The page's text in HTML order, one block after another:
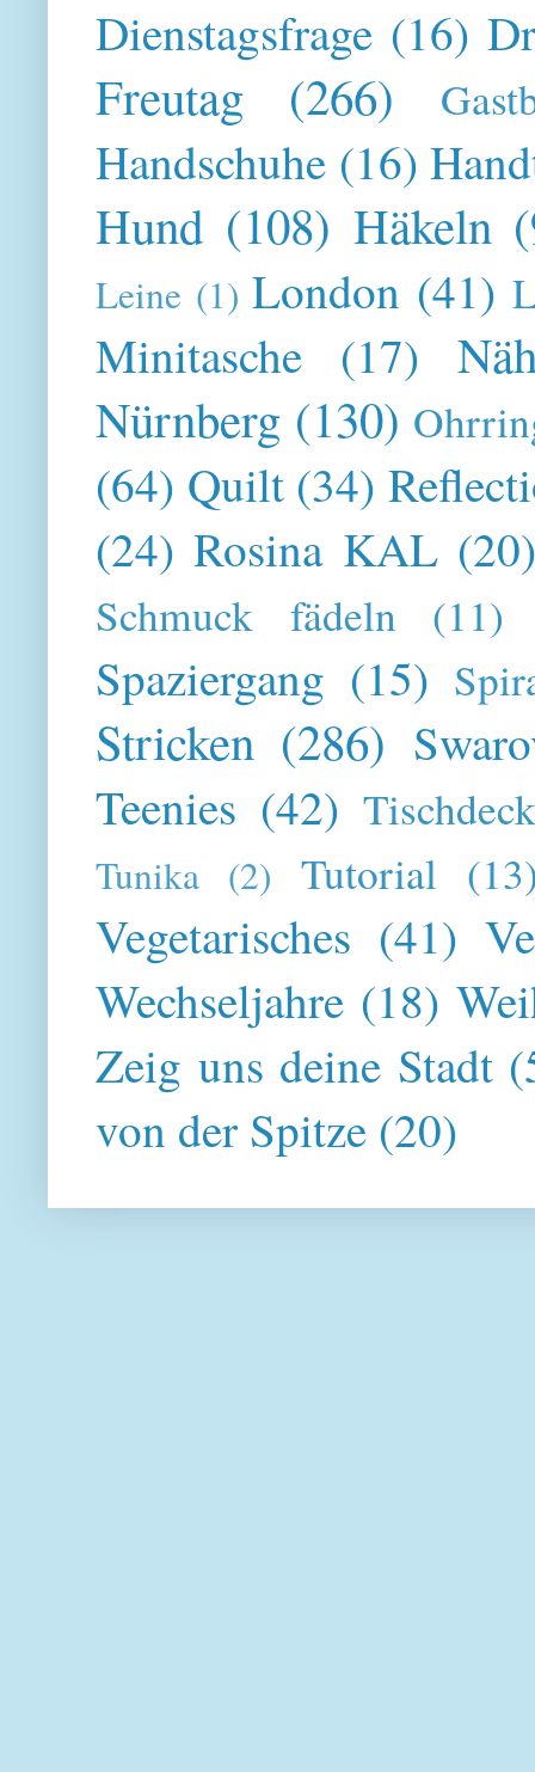
Dienstagsfrage (16)
Freutag (266)
Handschuhe (16)
Hund (108) Häkeln
Leine (1) London (41)
Minitasche (17)
Nürnberg (130)
(64) Quilt (34)
(24) Rosina KAL
Schmuck fädeln (11)
Spaziergang (15)
Stricken (286)
Teenies (42)
Tunika (2) Tutorial
Vegetarisches (41)
Wechseljahre (18)
Zeig uns deine Stadt
von der Spitze (20)